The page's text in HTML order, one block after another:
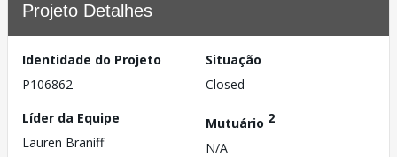
Projeto Detalhes
Identidade do Projeto
P106862
Situação
Closed
Líder da Equipe
Lauren Braniff
Mutuário 2
N/A